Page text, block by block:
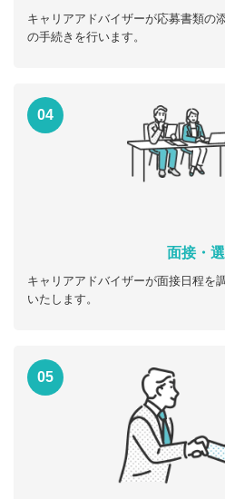
キャリアアドバイザーが応募書類の
の手続きを行います。
04
面接・
キャリアアドバイザーが面接日程を
いたします。
05